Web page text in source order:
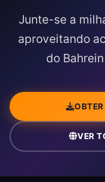
Junte-se a
aproveitando
do
VER